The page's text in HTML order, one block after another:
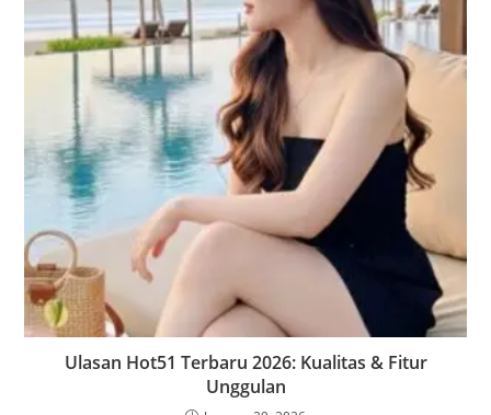
Ulasan Hot51 Terbaru 2026: Kualitas & Fitur
Unggulan